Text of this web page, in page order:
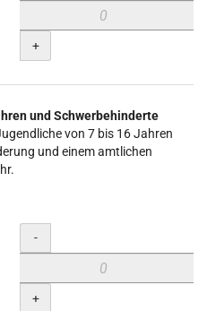
+
und Schwerbehinderte
von 7 bis 16 Jahren
und einem amtlichen
Menge
-
+